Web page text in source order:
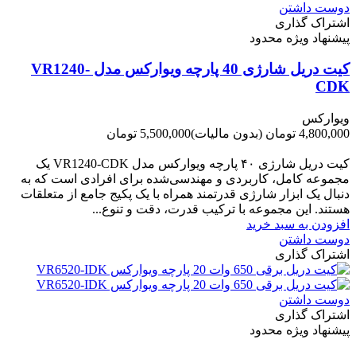
دوست داشتن
اشتراک گذاری
پیشنهاد ویژه محدود
کیت دریل شارژی 40 پارچه ویوارکس مدل VR1240-
CDK
ویوارکس
4,800,000 تومان
(بدون مالیات)5,500,000 تومان
کیت دریل شارژی ۴۰ پارچه ویوارکس مدل VR1240‑CDK یک
مجموعه کامل، کاربردی و مهندسی‌شده برای افرادی است که به
دنبال یک ابزار شارژی قدرتمند همراه با یک پکیج جامع از متعلقات
هستند. این مجموعه با ترکیب قدرت، دقت و تنوع...
افزودن به سبد خرید
دوست داشتن
اشتراک گذاری
دوست داشتن
اشتراک گذاری
پیشنهاد ویژه محدود